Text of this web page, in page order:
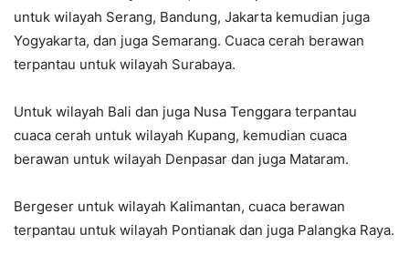
untuk wilayah Serang, Bandung, Jakarta kemudian juga
Yogyakarta, dan juga Semarang. Cuaca cerah berawan
terpantau untuk wilayah Surabaya.
Untuk wilayah Bali dan juga Nusa Tenggara terpantau
cuaca cerah untuk wilayah Kupang, kemudian cuaca
berawan untuk wilayah Denpasar dan juga Mataram.
Bergeser untuk wilayah Kalimantan, cuaca berawan
terpantau untuk wilayah Pontianak dan juga Palangka Raya.